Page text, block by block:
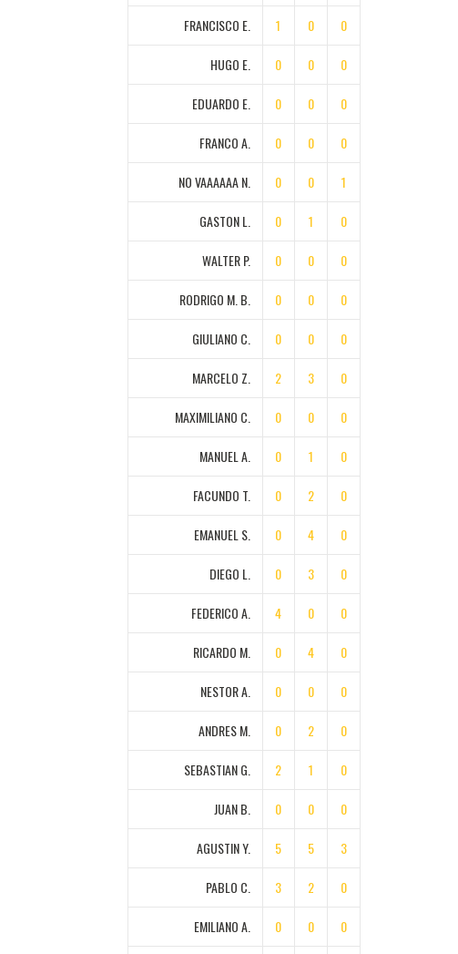
FRANCISCO E. 1 0 0
HUGO E. 0 0 0
EDUARDO E. 0 0 0
FRANCO A. 0 0 0
NO VAAAAAA N. 0 0 1
GASTON L. 0 1 0
WALTER P. 0 0 0
RODRIGO M. B. 0 0 0
GIULIANO C. 0 0 0
MARCELO Z. 2 3 0
MAXIMILIANO C. 0 0 0
MANUEL A. 0 1 0
FACUNDO T. 0 2 0
EMANUEL S. 0 4 0
DIEGO L. 0 3 0
FEDERICO A. 4 0 0
RICARDO M. 0 4 0
NESTOR A. 0 0 0
ANDRES M. 0 2 0
SEBASTIAN G. 2 1 0
JUAN B. 0 0 0
AGUSTIN Y. 5 5 3
PABLO C. 3 2 0
EMILIANO A. 0 0 0